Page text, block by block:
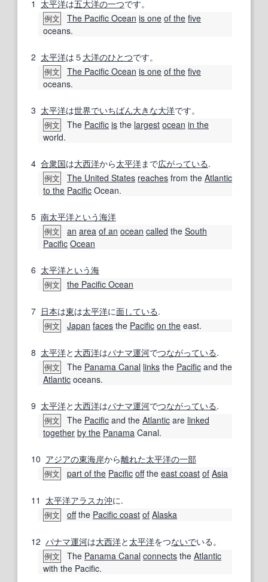
1 太平洋は五大洋の一つです。
例文 The Pacific Ocean is one of the five
oceans.
2 太平洋は５ 大洋のひとつです。
例文 The Pacific Ocean is one of the five
oceans.
3 太平洋は世界でいちばん大きな大洋です。
例文 The Pacific is the largest ocean in the
world.
4 合衆国は大西洋から太平洋まで広がっている.
例文 The United States reaches from the Atlantic
to the Pacific Ocean.
5 南太平洋という海洋
例文 an area of an ocean called the South
Pacific Ocean
6 太平洋という海
例文 the Pacific Ocean
7 日本は東は太平洋に面している.
例文 Japan faces the Pacific on the east.
8 太平洋と 大西洋はパナマ運河でつながっている.
例文 The Panama Canal links the Pacific and the
Atlantic oceans.
9 太平洋と 大西洋はパナマ運河でつながっている.
例文 The Pacific and the Atlantic are linked
together by the Panama Canal.
10 アジアの東海岸から離れた太平洋の一部
例文 part of the Pacific offthe east coast of Asia
11 太平洋アラスカ沖に.
例文 offthe Pacific coast of Alaska
12 パナマ運河は大西洋と 太平洋をつないでいる。
例文 The Panama Canal connects the Atlantic
with the Pacific.